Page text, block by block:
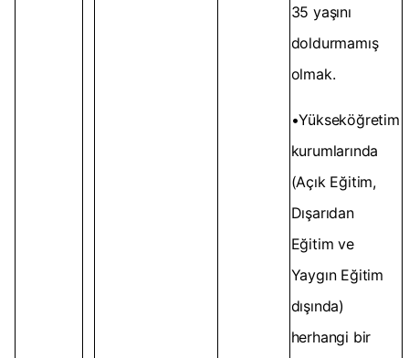
35 yaşını
doldurmamış
olmak.
•Yükseköğretim
kurumlarında
(Açık Eğitim,
Dışarıdan
Eğitim ve
Yaygın Eğitim
dışında)
herhangi bir